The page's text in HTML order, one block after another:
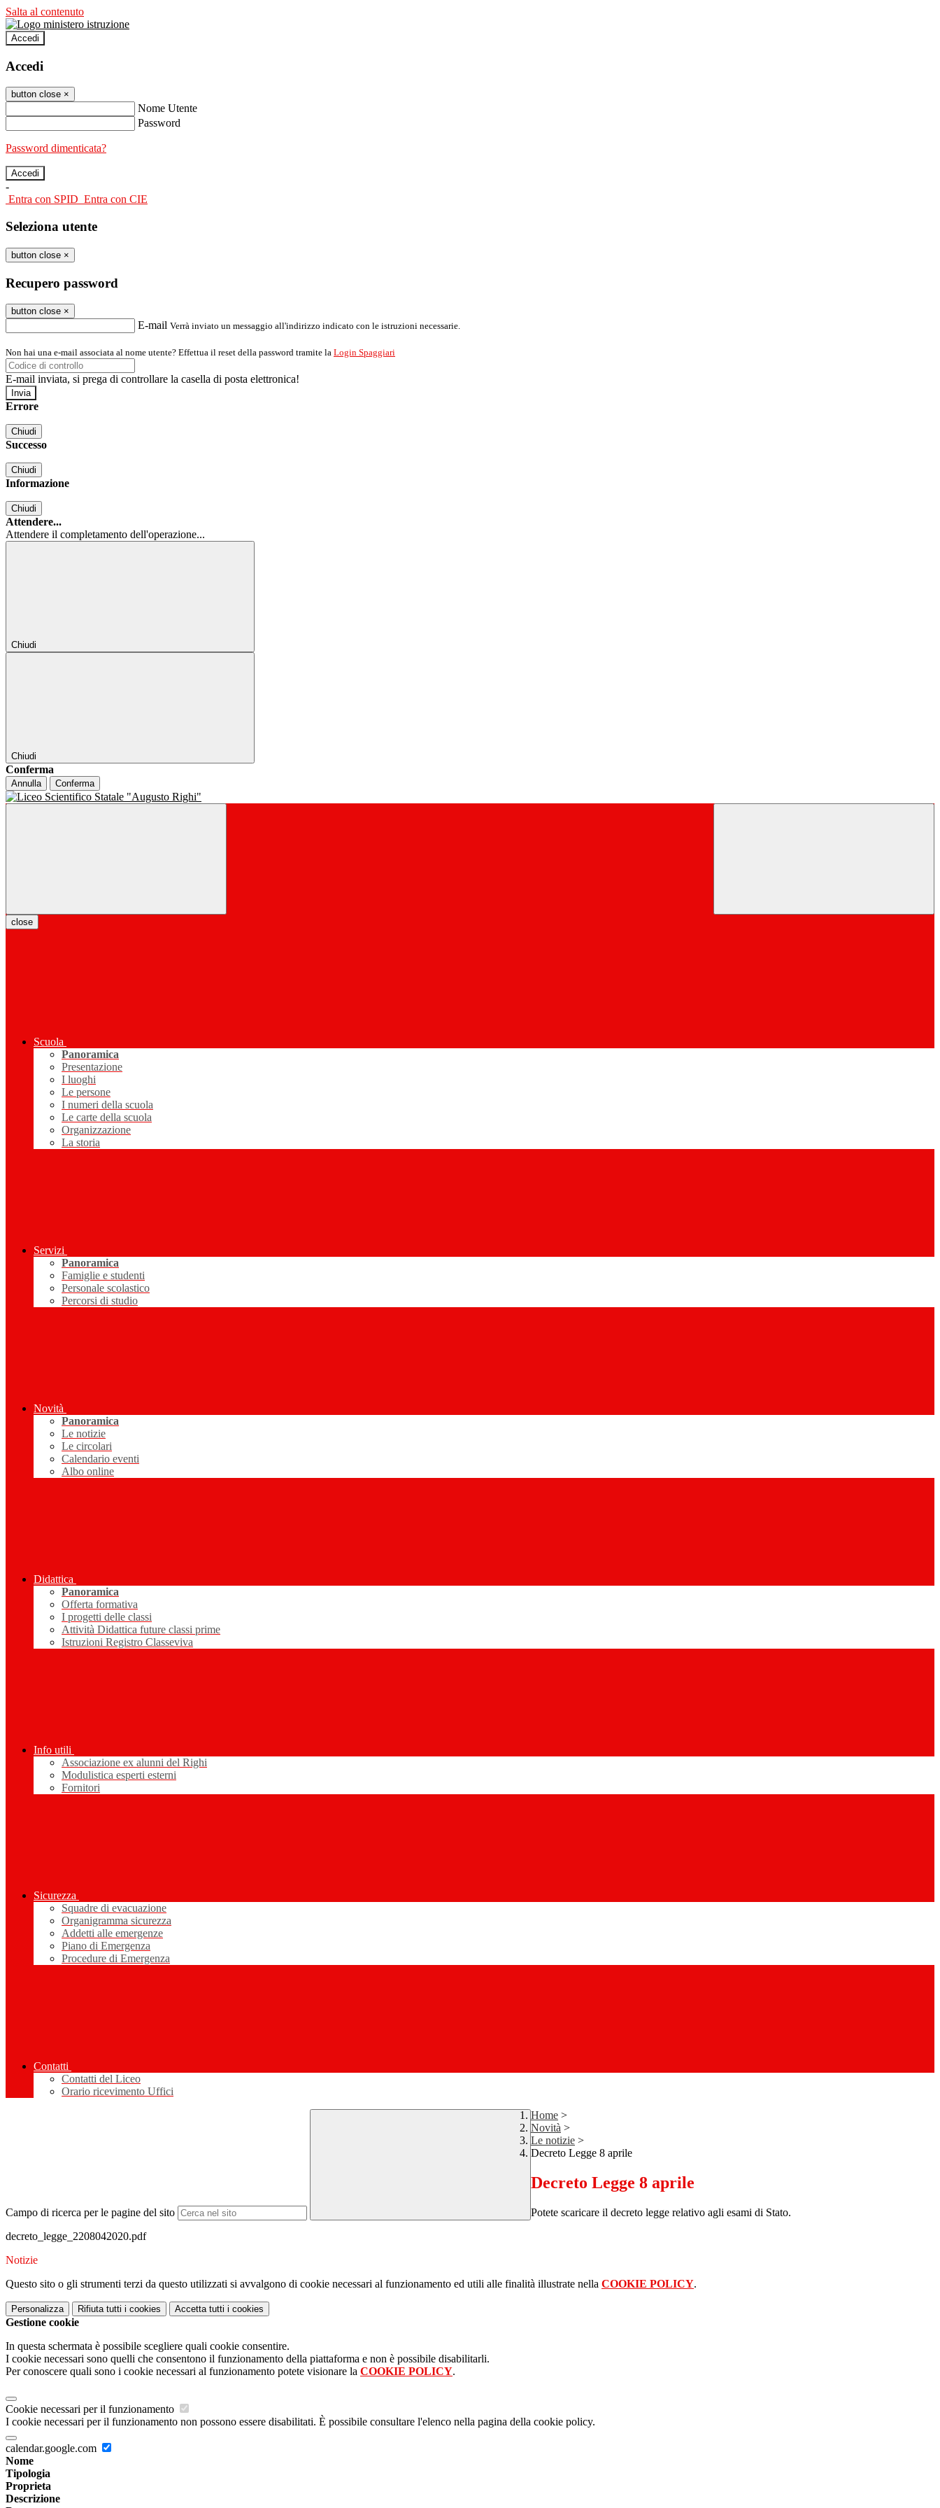
Salta al contenuto
Accedi
Accedi
button close ×
Nome Utente
Password
Password dimenticata?
-
Entra con SPID Entra con CIE
Seleziona utente
button close ×
Recupero password
button close ×
E-mail Verrà inviato un messaggio all'indirizzo indicato con le istruzioni necessarie.
Non hai una e-mail associata al nome utente? Effettua il reset della password tramite la Login Spaggiari
E-mail inviata, si prega di controllare la casella di posta elettronica!
Errore
Chiudi
Successo
Chiudi
Informazione
Chiudi
Attendere...
Attendere il completamento dell'operazione...
Chiudi
Chiudi
Conferma
Annulla Conferma
close
Scuola
Panoramica
Presentazione
I luoghi
Le persone
I numeri della scuola
Le carte della scuola
Organizzazione
La storia
Servizi
Panoramica
Famiglie e studenti
Personale scolastico
Percorsi di studio
Novità
Panoramica
Le notizie
Le circolari
Calendario eventi
Albo online
Didattica
Panoramica
Offerta formativa
I progetti delle classi
Attività Didattica future classi prime
Istruzioni Registro Classeviva
Info utili
Associazione ex alunni del Righi
Modulistica esperti esterni
Fornitori
Sicurezza
Squadre di evacuazione
Organigramma sicurezza
Addetti alle emergenze
Piano di Emergenza
Procedure di Emergenza
Contatti
Contatti del Liceo
Orario ricevimento Uffici
Campo di ricerca per le pagine del sito
Home >
Novità >
Le notizie >
Decreto Legge 8 aprile
Decreto Legge 8 aprile
Potete scaricare il decreto legge relativo agli esami di Stato.
decreto_legge_2208042020.pdf
Notizie
Questo sito o gli strumenti terzi da questo utilizzati si avvalgono di cookie necessari al funzionamento ed utili alle finalità illustrate nella COOKIE POLICY.
Personalizza Rifiuta tutti i cookies Accetta tutti i cookies
Gestione cookie
In questa schermata è possibile scegliere quali cookie consentire.
I cookie necessari sono quelli che consentono il funzionamento della piattaforma e non è possibile disabilitarli.
Per conoscere quali sono i cookie necessari al funzionamento potete visionare la COOKIE POLICY.
Cookie necessari per il funzionamento
I cookie necessari per il funzionamento non possono essere disabilitati. È possibile consultare l'elenco nella pagina della cookie policy.
calendar.google.com
Nome
Tipologia
Proprieta
Descrizione